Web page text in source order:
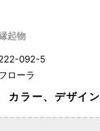
起物
092-5
ローラ
カラー、デザイン